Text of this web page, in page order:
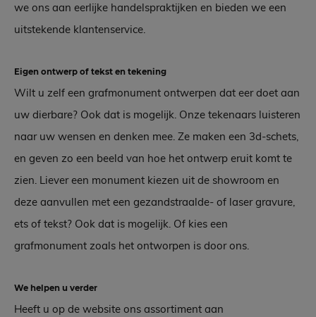
we ons aan eerlijke handelspraktijken en bieden we een
uitstekende klantenservice.
Eigen ontwerp of tekst en tekening
Wilt u zelf een grafmonument ontwerpen dat eer doet aan
uw dierbare? Ook dat is mogelijk. Onze tekenaars luisteren
naar uw wensen en denken mee. Ze maken een 3d-schets,
en geven zo een beeld van hoe het ontwerp eruit komt te
zien. Liever een monument kiezen uit de showroom en
deze aanvullen met een gezandstraalde- of laser gravure,
ets of tekst? Ook dat is mogelijk. Of kies een
grafmonument zoals het ontworpen is door ons.
We helpen u verder
Heeft u op de website ons assortiment aan